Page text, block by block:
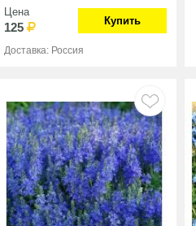
Цена
125 Купить
Доставка: Россия